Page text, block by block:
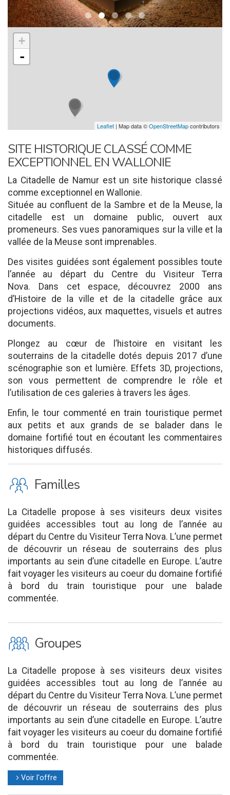
+
-
Leaflet | Map data ©OpenStreetMapcontributors
SITE HISTORIQUE CLASSÉ COMME
EXCEPTIONNEL EN WALLONIE
La Citadelle de Namur est un site historique classé
comme exceptionnel en Wallonie.
Située au confluent de la Sambre et de la Meuse, la
citadelle est un domaine public, ouvert aux
promeneurs. Ses vues panoramiques sur la ville et la
vallée de la Meuse sont imprenables.
Des visites guidées sont également possibles toute
l’année au départ du Centre du Visiteur Terra
Nova. Dans cet espace, découvrez 2000 ans
d’Histoire de la ville et de la citadelle grâce aux
projections vidéos, aux maquettes, visuels et autres
documents.
Plongez au cœur de l’histoire en visitant les
souterrains de la citadelle dotés depuis 2017 d’une
scénographie son et lumière. Effets 3D, projections,
son vous permettent de comprendre le rôle et
l’utilisation de ces galeries à travers les âges.
Enfin, le tour commenté en train touristique permet
aux petits et aux grands de se balader dans le
domaine fortifié tout en écoutant les commentaires
historiques diffusés.
K Familles
La Citadelle propose à ses visiteurs deux visites
guidées accessibles tout au long de l’année au
départ du Centre du Visiteur Terra Nova. L’une permet
de découvrir un réseau de souterrains des plus
importants au sein d’une citadelle en Europe. L’autre
fait voyager les visiteurs au coeur du domaine fortifié
à bord du train touristique pour une balade
commentée.
O Groupes
La Citadelle propose à ses visiteurs deux visites
guidées accessibles tout au long de l’année au
départ du Centre du Visiteur Terra Nova. L’une permet
de découvrir un réseau de souterrains des plus
importants au sein d’une citadelle en Europe. L’autre
fait voyager les visiteurs au coeur du domaine fortifié
à bord du train touristique pour une balade
commentée.
l Voir l'offre